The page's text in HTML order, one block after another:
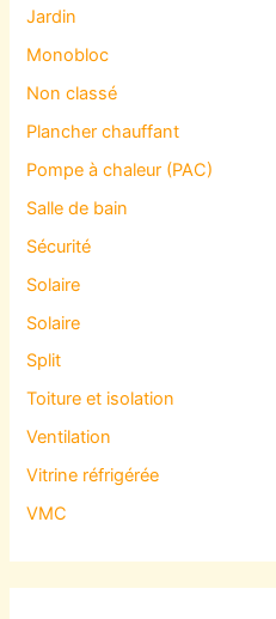
Jardin
Monobloc
Non classé
Plancher chauffant
Pompe à chaleur (PAC)
Salle de bain
Sécurité
Solaire
Solaire
Split
Toiture et isolation
Ventilation
Vitrine réfrigérée
VMC